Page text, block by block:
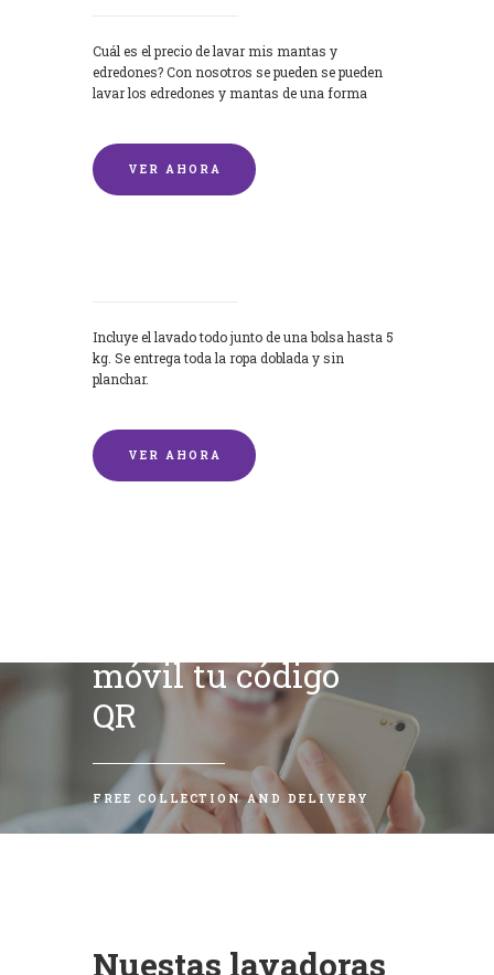
Cuál es el precio de lavar mis mantas y
edredones? Con nosotros se pueden se pueden
lavar los edredones y mantas de una forma
VER AHORA
Incluye el lavado todo junto de una bolsa hasta 5
kg. Se entrega toda la ropa doblada y sin
planchar.
VER AHORA
móvil tu código
QR
FREE COLLECTION AND DELIVERY
Nuestas lavadoras